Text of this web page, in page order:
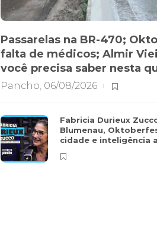
Passarelas na BR-470;
falta de médicos; Almir
você precisa saber nesta
Pancho, 06/08/2026
Fabricia Durieux
Blumenau,
cidade e inteligência